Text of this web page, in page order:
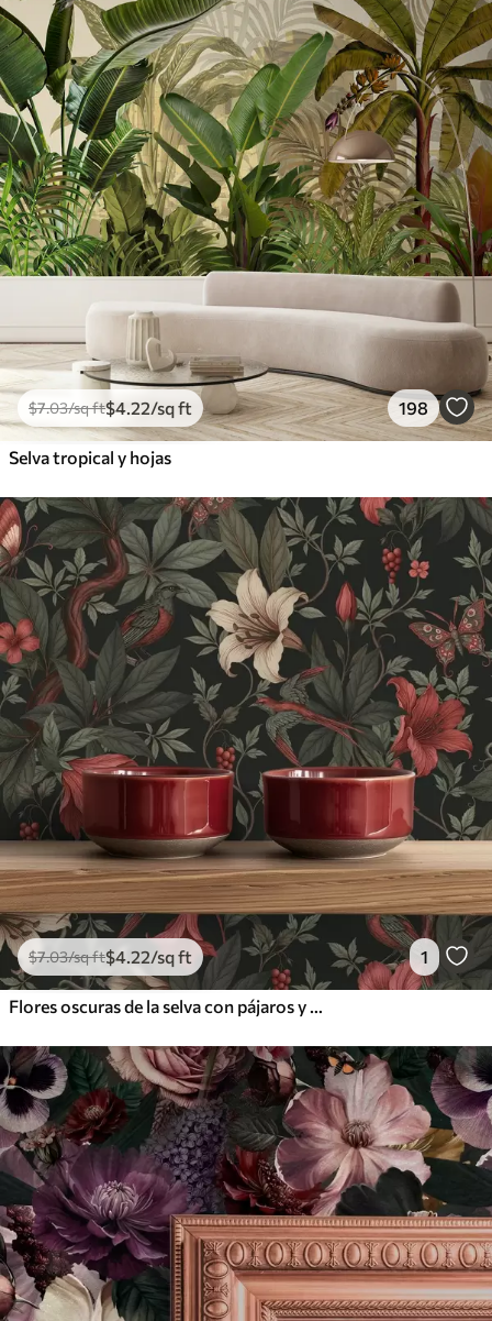
$7.03/sq ft$4.22/sq ft 198
Selva tropical y hojas
$7.03/sq ft$4.22/sq ft 1
Flores oscuras de la selva con pájaros y mariposas